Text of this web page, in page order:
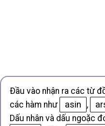
Đầu vào nhận ra các từ
các hàm như
asin ,
Dấu nhân và dấu ngoặc